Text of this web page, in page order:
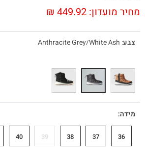
מחיר מועדון: ₪ 449.92
צבע:
Anthracite Grey/White Ash
מידה
36
37
38
39
40